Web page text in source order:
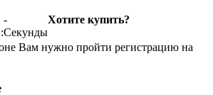
:
-
Секунды
Хотите купить?
Вам нужно пройти регистрацию на